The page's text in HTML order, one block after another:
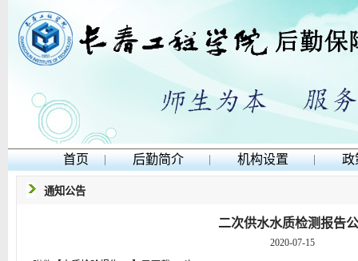
首页 | 后勤简介 | 机构设置 | 政
通知公告
二次供水水质检测报告
2020-07-15